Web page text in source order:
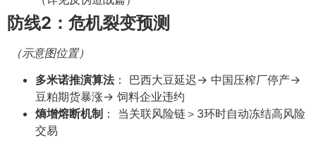
防线2：危机裂变预测
（示意图位置）
多米诺推演算法： 巴西大豆延迟→ 中国压榨厂停产→
豆粕期货暴涨→ 饲料企业违约
熵增熔断机制 ： 当关联风险链＞3环时自动冻结高风险
交易